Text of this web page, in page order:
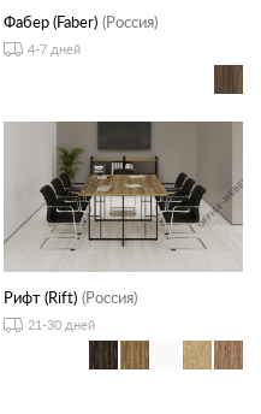
Фабер (Faber) (Россия)
4-7 дней
Рифт (Rift) (Россия)
21-30 дней